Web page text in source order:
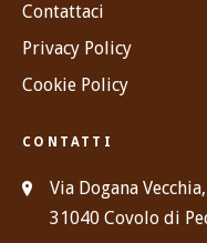
Contattaci
Privacy Policy
Cookie Policy
CONTATTI
Via Dogana
31040 Covolo di